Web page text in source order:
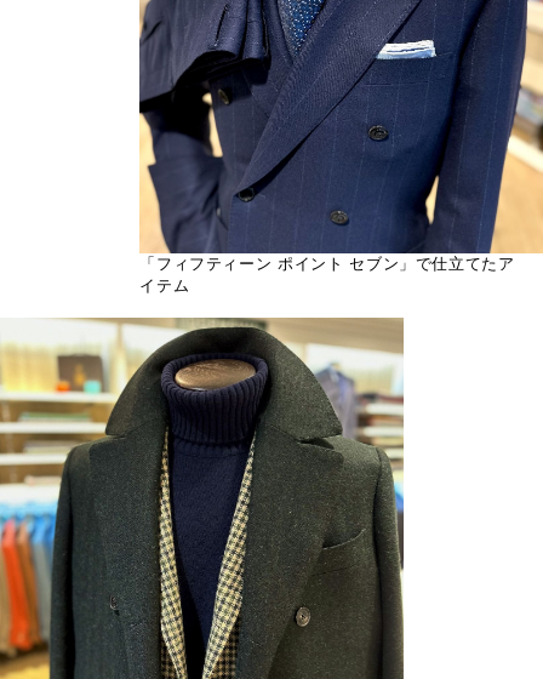
「フィフティーン ポイント セブン」で仕立てたア
イテム